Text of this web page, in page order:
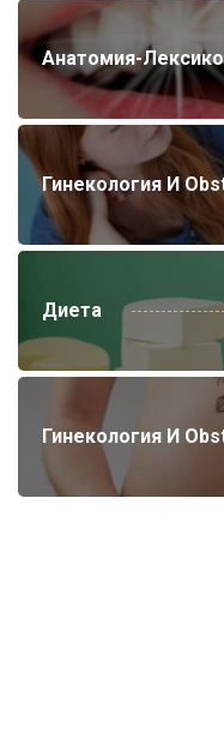
Анатомия-
Гинекология И
Диета
Гинекология И